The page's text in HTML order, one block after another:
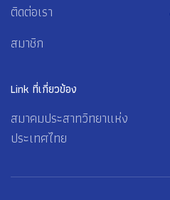
ติดต่อเรา
สมาชิก
Link ที่เกี่ยวข้อง
สมาคมประสาทวิทยาแห่ง
ประเทศไทย